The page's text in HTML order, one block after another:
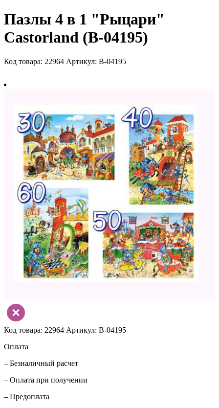
Пазлы 4 в 1 "Рыцари"
Castorland (В-04195)
Код товара: 22964 Артикул: В-04195
Код товара: 22964 Артикул: В-04195
Оплата
– Безналичный расчет
– Оплата при получении
– Предоплата